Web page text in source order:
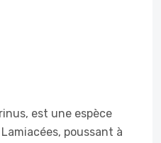
est une espèce
poussant à